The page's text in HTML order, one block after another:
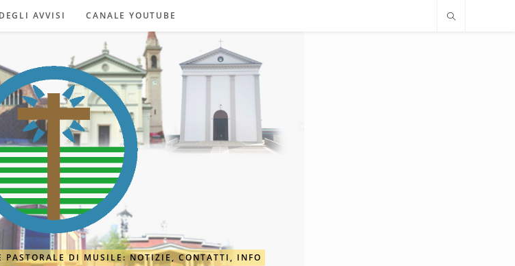
AVVISI CANALE YOUTUBE
PASTORALE DI MUSILE: NOTIZIE, CONTATTI, INFO